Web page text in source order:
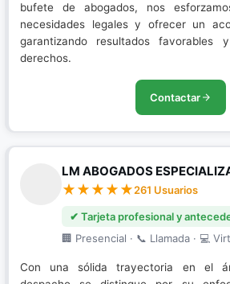
bufete de abogados, nos
necesidades legales y ofrecer un
garantizando resultados favorables
derechos.
Contactar
LM ABOGADOS
261 Usuarios
✔ Tarjeta profesional y
🏢 Presencial · 📞 Llamada · 💻
Con una sólida trayectoria en el